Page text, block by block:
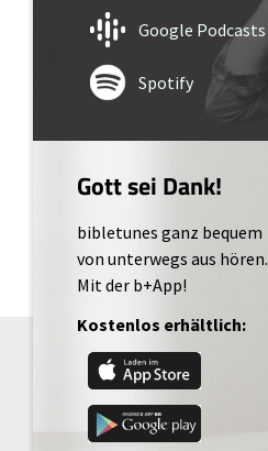
Google Podcasts
Spotify
Gott sei Dank!
bibletunes ganz bequem
von unterwegs aus hören.
Mit der b+App!
Kostenlos erhältlich: